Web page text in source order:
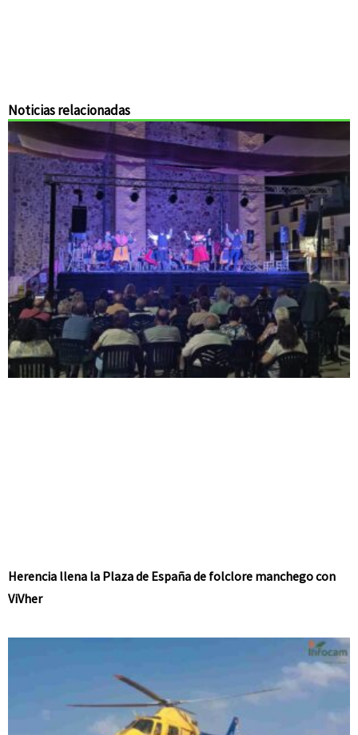
Noticias relacionadas
Herencia llena la Plaza de España de folclore manchego con
ViVher